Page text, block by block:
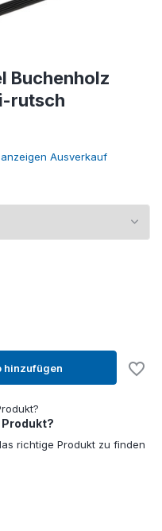
Buchenholz
rutsch
Ausverkauf
hinzufügen
Produkt?
richtige Produkt zu finden